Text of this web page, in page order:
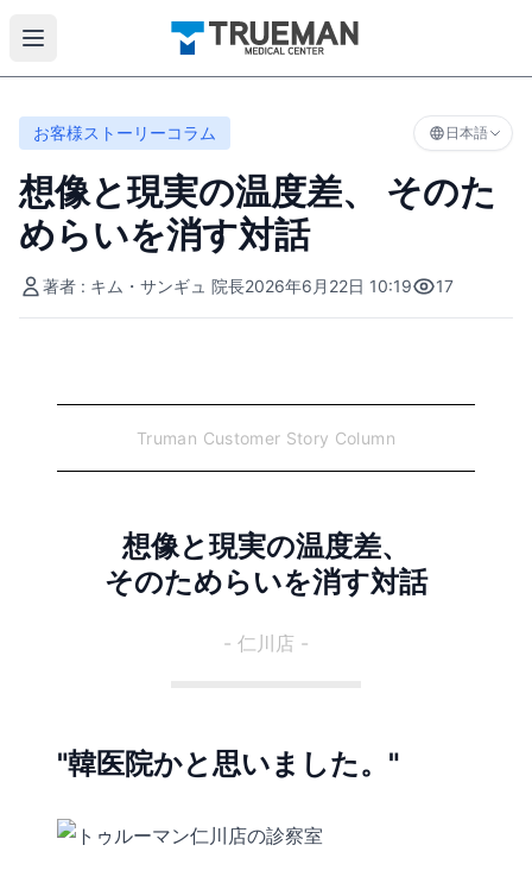
お客様ストーリーコラム 日本語
想像と現実の温度差、 そのた
めらいを消す対話
著者 : キム・サンギュ 院長2026年6月22日 10:19 17
Truman Customer Story Column
想像と現実の温度差、
そのためらいを消す対話
- 仁川店 -
"韓医院かと思いました。"